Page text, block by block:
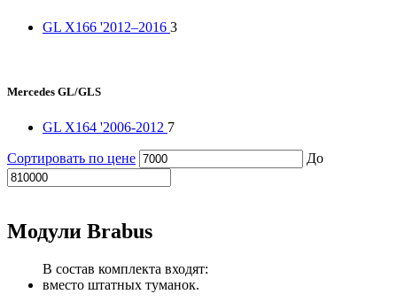
GL X166 '2012–2016 3
Mercedes GL/GLS
GL X164 '2006-2012 7
Сортировать по цене До
Модули Brabus
В состав комплекта входят:
вместо штатных туманок.